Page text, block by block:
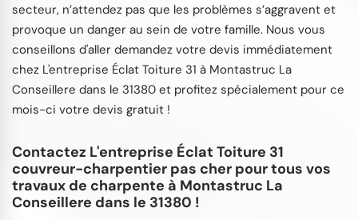
secteur, n’attendez pas que les problèmes s’aggravent et
provoque un danger au sein de votre famille. Nous vous
conseillons d'aller demandez votre devis immédiatement
chez L'entreprise Éclat Toiture 31 à Montastruc La
Conseillere dans le 31380 et profitez spécialement pour ce
mois-ci votre devis gratuit !
Contactez L'entreprise Éclat Toiture 31
couvreur-charpentier pas cher pour tous vos
travaux de charpente à Montastruc La
Conseillere dans le 31380 !